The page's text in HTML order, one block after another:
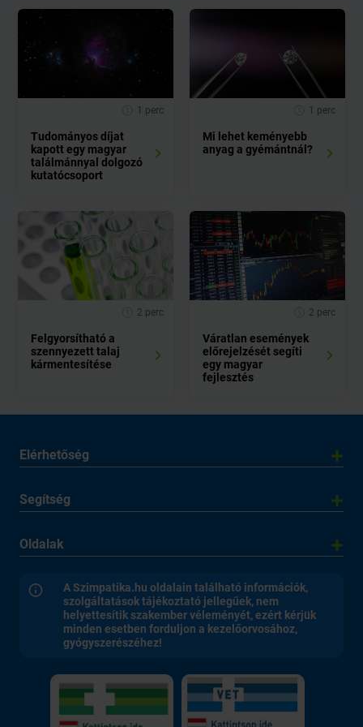
1 perc
Tudományos díjat
kapott egy magyar
találmánnyal dolgozó
kutatócsoport
1 perc
Mi lehet keményebb
anyag a gyémántnál?
2 perc
Felgyorsítható a
szennyezett talaj
kármentesítése
2 perc
Váratlan események
előrejelzését segíti
egy magyar
fejlesztés
Elérhetőség
Segítség
Oldalak
A Szimpatika.hu oldalain található információk,
szolgáltatások tájékoztató jellegűek, nem
helyettesítik szakember véleményét, ezért kérjük
minden esetben forduljon a kezelőorvosához,
gyógyszerészéhez!